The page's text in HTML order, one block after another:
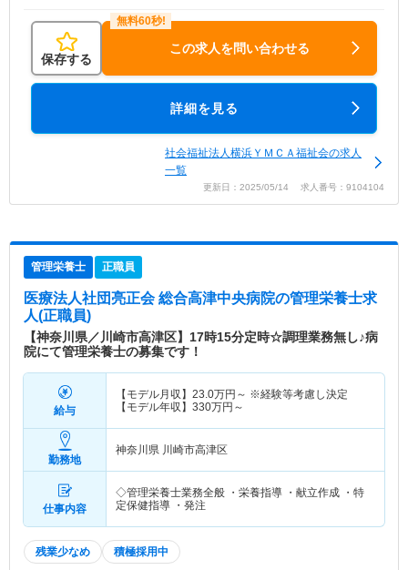
保存する
この求人を問い合わせる
詳細を見る
社会福祉法人横浜ＹＭＣＡ福祉会の求人
一覧
更新日：2025/05/14 求人番号：9104104
管理栄養士 正職員
医療法人社団亮正会 総合高津中央病院の管理栄養士求
人(正職員)
【神奈川県／川崎市高津区】17時15分定時☆調理業務無し♪病
院にて管理栄養士の募集です！
給与
【モデル月収】 23.0万円～ ※経験等考慮し決定
【モデル年収】 330万円～
勤務地
神奈川県 川崎市高津区
仕事内容
◇管理栄養士業務全般 ・栄養指導 ・献立作成 ・特
定保健指導 ・発注
残業少なめ 積極採用中